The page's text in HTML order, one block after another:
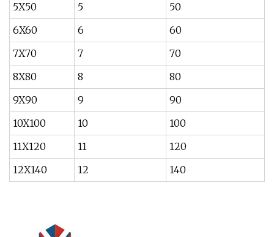
5X50
5 50
6X60
6 60
7X70
7 70
8X80
8 80
9X90
9 90
10X100
10 100
11X120
11 120
12X140
12 140